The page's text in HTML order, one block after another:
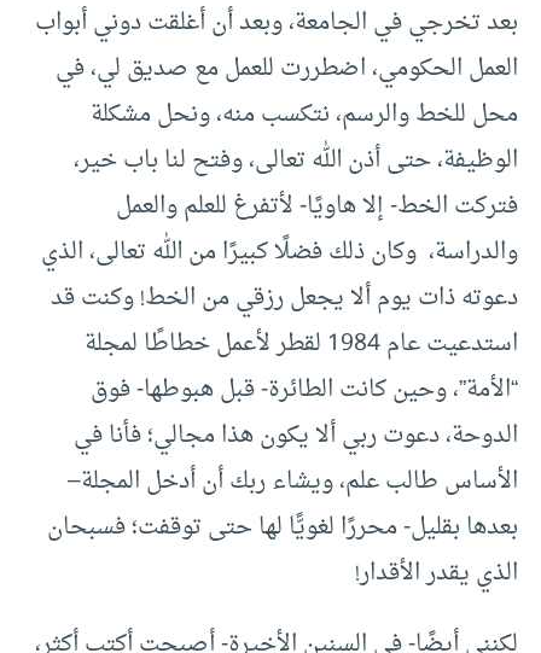
بعد تخرجي في الجامعة، وبعد أن أغلقت دوني أبواب
العمل الحكومي، اضطررت للعمل مع صديق لي، في
محل للخط والرسم، نتكسب منه، ونحل مشكلة
الوظيفة، حتى أذن الله تعالى، وفتح لنا باب خير،
فتركت الخط- إلا هاويًا- لأتفرغ للعلم والعمل
والدراسة، وكان ذلك فضلًا كبيرًا من الله تعالى، الذي
دعوته ذات يوم ألا يجعل رزقي من الخط! وكنت قد
استدعيت عام 1984 لقطر لأعمل خطاطًا لمجلة
“الأمة”، وحين كانت الطائرة- قبل هبوطها- فوق
الدوحة، دعوت ربي ألا يكون هذا مجالي؛ فأنا في
الأساس طالب علم، ويشاء ربك أن أدخل المجلة–
بعدها بقليل- محررًا لغويًّا لها حتى توقفت؛ فسبحان
الذي يقدر الأقدار!